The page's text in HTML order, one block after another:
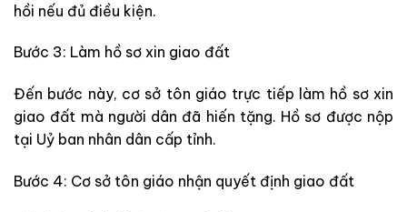
hồi nếu đủ điều kiện.
Bước 3: Làm hồ sơ xin giao đất
Đến bước này, cơ sở tôn giáo trực tiếp làm hồ sơ xin
giao đất mà người dân đã hiến tặng. Hồ sơ được nộp
tại Uỷ ban nhân dân cấp tỉnh.
Bước 4: Cơ sở tôn giáo nhận quyết định giao đất